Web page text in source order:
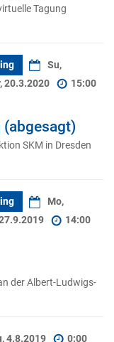
Tagung
Su,
20.3.2020
15:00
(abgesagt)
SKM in Dresden
Mo,
14:00
der Albert-Ludwigs-
4.8.2019 0:00